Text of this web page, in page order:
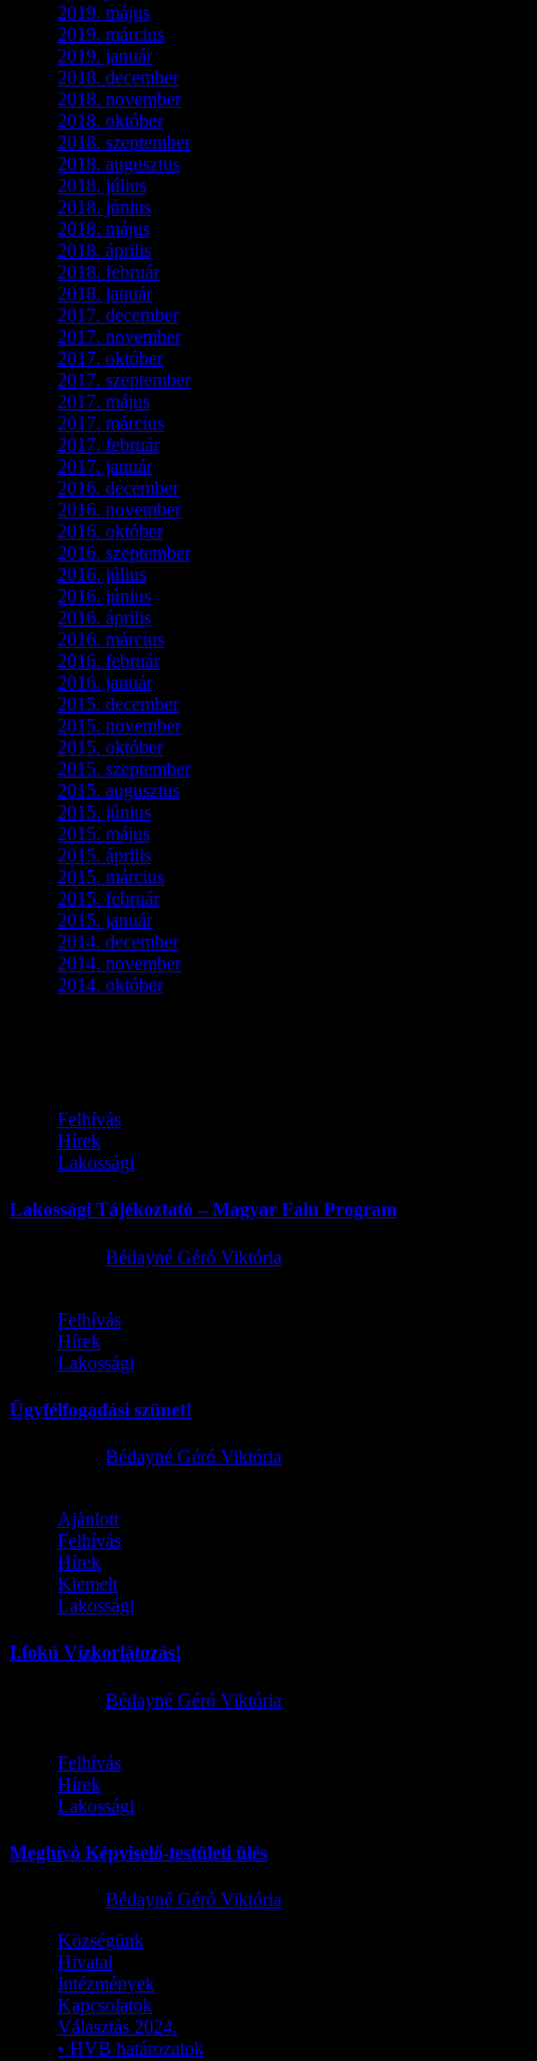
2019. május
2019. március
2019. január(1)
2018. december(3)
2018. november(1)
2018. október(1)
2018. szeptember(1)
2018. augusztus
2018. július
2018. június
2018. május
2018. április
2018. február(2)
2018. január(2)
2017. december(4)
2017. november(3)
2017. október(4)
2017. szeptember(1)
2017. május
2017. március
2017. február(1)
2017. január(2)
2016. december(1)
2016. november(1)
2016. október(6)
2016. szeptember(5)
2016. július
2016. június
2016. április
2016. március
2016. február(3)
2016. január(2)
2015. december(1)
2015. november(4)
2015. október(4)
2015. szeptember(5)
2015. augusztus
2015. június
2015. május
2015. április
2015. március
2015. február(2)
2015. január(5)
2014. december(4)
2014. november(1)
2014. október(2)
Felhívás
Hírek
Lakossági
Lakossági Tájékoztató – Magyar Falu Program
Bédayné Géró Viktória
Felhívás
Hírek
Lakossági
Ügyfélfogadási szünet!
Bédayné Géró Viktória
Ajánlott
Felhívás
Hírek
Kiemelt
Lakossági
I.fokú Vízkorlátozás!
Bédayné Géró Viktória
Felhívás
Hírek
Lakossági
Meghívó Képviselő-testületi ülés
Bédayné Géró Viktória
Községünk
Hivatal
Intézmények
Kapcsolatok
Választás 2024.
• HVB határozatok